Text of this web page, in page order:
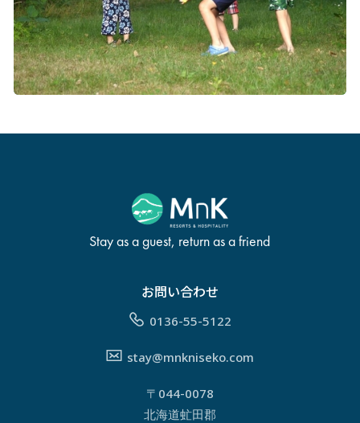
Stay as a guest, return as a friend
お問い合わせ
0136-55-5122
stay@mnkniseko.com
〒044-0078
北海道虻田郡